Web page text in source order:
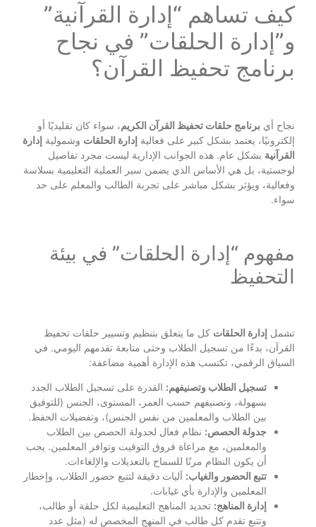
كيف تساهم “إدارة القرآنية”
و”إدارة الحلقات” في نجاح
برنامج تحفيظ القرآن؟
نجاح أي برنامج حلقات تحفيظ القرآن الكريم، سواء كان تقليديًا أو
إلكترونيًا، يعتمد بشكل كبير على فعالية إدارة الحلقات وشمولية إدارة
القرآنية بشكل عام. هذه الجوانب الإدارية ليست مجرد تفاصيل
لوجستية، بل هي الأساس الذي يضمن سير العملية التعليمية بسلاسة
وفعالية، ويؤثر بشكل مباشر على تجربة الطالب والمعلم على حد
سواء.
مفهوم “إدارة الحلقات” في بيئة
التحفيظ
تشمل إدارة الحلقات كل ما يتعلق بتنظيم وتسيير حلقات تحفيظ
القرآن، بدءًا من تسجيل الطلاب وحتى متابعة تقدمهم اليومي. في
السياق الرقمي، تكتسب هذه الإدارة أهمية مضاعفة:
تسجيل الطلاب وتصنيفهم: القدرة على تسجيل الطلاب الجدد
بسهولة، وتصنيفهم حسب العمر، المستوى، الجنس (للتوفيق
بين الطلاب والمعلمين من نفس الجنس)، وتفضيلات الحفظ.
جدولة الحصص: نظام فعال لجدولة الحصص بين الطلاب
والمعلمين، مع مراعاة فروق التوقيت وتوافر المعلمين. يجب
أن يكون النظام مرنًا للسماح بالتعديلات والإلغاءات.
تتبع الحضور والغياب: آليات دقيقة لتتبع حضور الطلاب، وإخطار
المعلمين والإدارة بأي غيابات.
إدارة المناهج: تحديد المناهج التعليمية لكل حلقة أو طالب،
وتتبع تقدم كل طالب في المنهج المخصص له (مثل عدد